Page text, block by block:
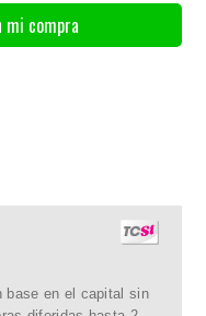
mi compra
base en el capital sin